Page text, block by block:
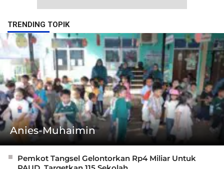
TRENDING TOPIK
Anies-Muhaimin
Pemkot Tangsel Gelontorkan Rp4 Miliar Untuk